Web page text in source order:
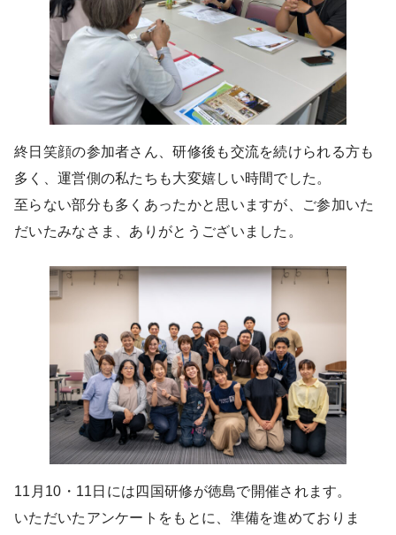
終日笑顔の参加者さん、研修後も交流を続けられる方も
多く、運営側の私たちも大変嬉しい時間でした。
至らない部分も多くあったかと思いますが、ご参加いた
だいたみなさま、ありがとうございました。
11月10・11日には四国研修が徳島で開催されます。
いただいたアンケートをもとに、準備を進めておりま